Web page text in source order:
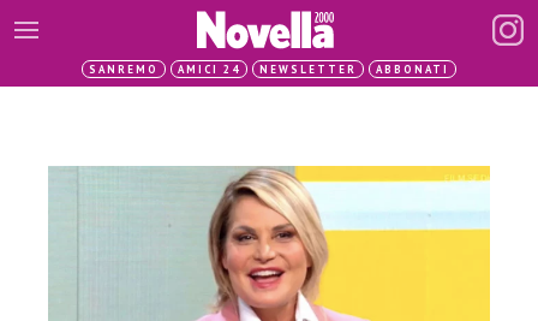
SANREMO AMICI 24 NEWSLETTER ABBONATI